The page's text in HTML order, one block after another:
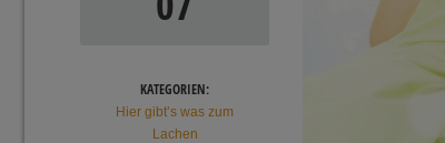
KATEGORIEN:
Hier gibt’s was zum
Lachen